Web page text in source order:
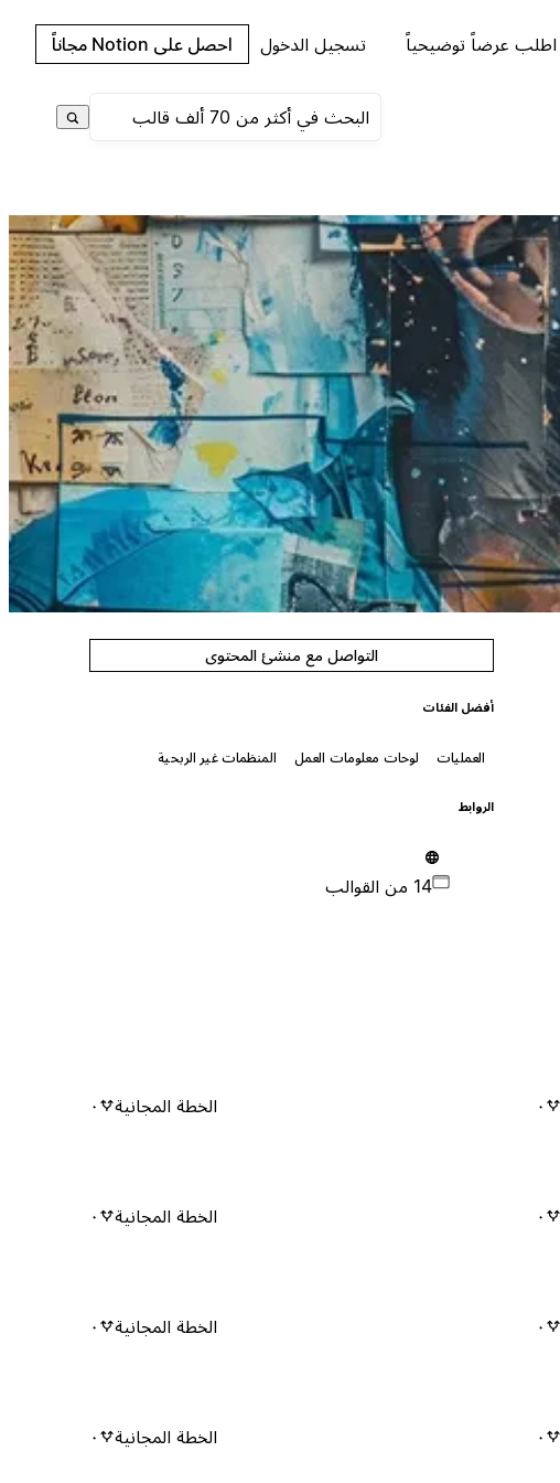
اطلب عرضاً توضيحياً تسجيل الدخول احصل على Notion مجاناً
التواصل مع منشئ المحتوى
أفضل الفئات
العمليات لوحات معلومات العمل المنظمات غير الربحية
الروابط
14 من القوالب
٠ الخطة المجانية ٠
٠ الخطة المجانية ٠
٠ الخطة المجانية ٠
٠ الخطة المجانية ٠